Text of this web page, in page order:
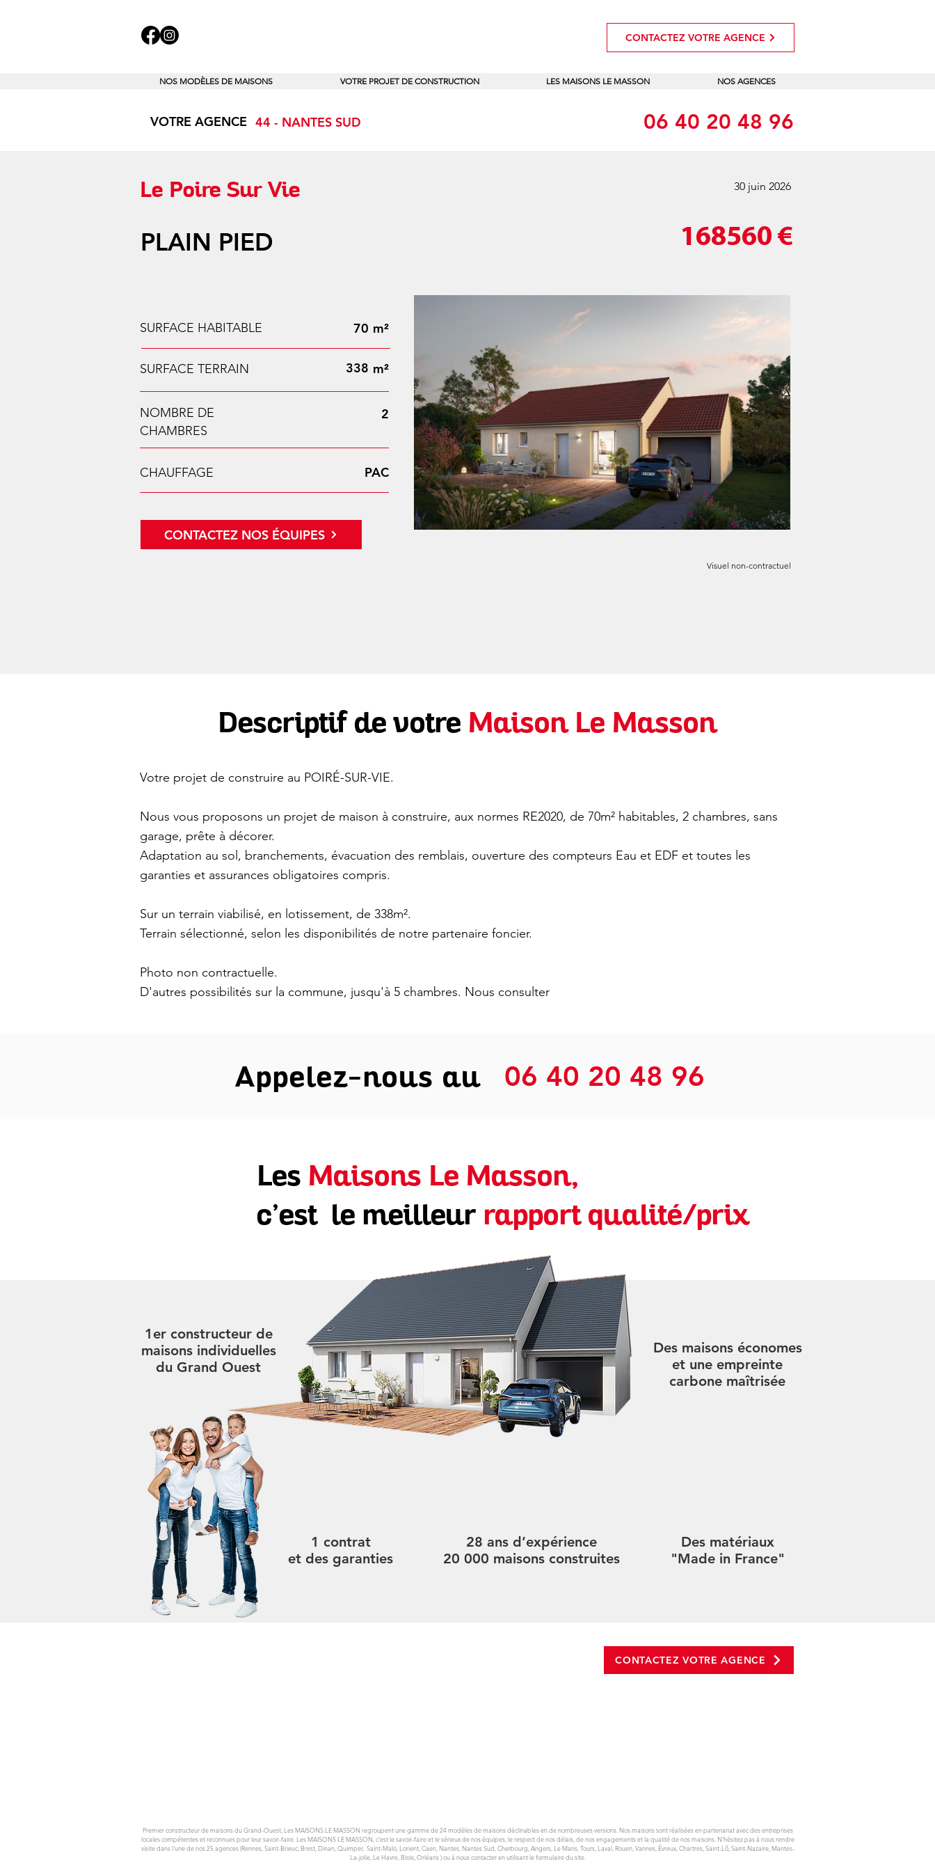
CONTACTEZ VOTRE AGENCE
NOS MODÈLES DE MAISONS VOTRE PROJET DE CONSTRUCTION LES MAISONS LE MASSON NOS AGENCES
VOTRE AGENCE 44 - NANTES SUD 06 40 20 48 96
Le Poire Sur Vie
PLAIN PIED
30 juin 2026
168560 €
SURFACE HABITABLE 70 m²
SURFACE TERRAIN
NOMBRE DE
CHAMBRES
2
CHAUFFAGE PAC
338 m²
CONTACTEZ NOS ÉQUIPES
Visuel non-contractuel
Descriptif de votre Maison Le Masson
Votre projet de construire au POIRÉ-SUR-VIE.
Nous vous proposons un projet de maison à construire, aux normes RE2020, de 70m² habitables, 2 chambres, sans
garage, prête à décorer.
Adaptation au sol, branchements, évacuation des remblais, ouverture des compteurs Eau et EDF et toutes les
garanties et assurances obligatoires compris.
Sur un terrain viabilisé, en lotissement, de 338m².
Terrain sélectionné, selon les disponibilités de notre partenaire foncier.
Photo non contractuelle.
D'autres possibilités sur la commune, jusqu'à 5 chambres. Nous consulter
Appelez-nous au 06 40 20 48 96
Les Maisons Le Masson,
c’est le meilleur rapport qualité/prix
1er constructeur de
maisons individuelles
du Grand Ouest
1 contrat
et des garanties
28 ans d’expérience
20 000 maisons construites
Des maisons économes
et une empreinte
carbone maîtrisée
Des matériaux
"Made in France"
CONTACTEZ VOTRE AGENCE
Premier constructeur de maisons du Grand-Ouest, Les MAISONS LE MASSON regroupent une gamme de 24 modèles de maisons déclinables en de nombreuses versions. Nos maisons sont réalisées en partenariat avec des entreprises
locales compétentes et reconnues pour leur savoir-faire. Les MAISONS LE MASSON, c’est le savoir-faire et le sérieux de nos équipes, le respect de nos délais, de nos engagements et la qualité de nos maisons. N'hésitez pas à nous rendre
visite dans l'une de nos 25 agences (Rennes, Saint-Brieuc, Brest, Dinan, Quimper, Saint-Malo, Lorient, Caen, Nantes, Nantes Sud, Cherbourg, Angers, Le Mans, Tours, Laval, Rouen, Vannes, Évreux, Chartres, Saint-Lô, Saint-Nazaire, Mantes-
La-jolie, Le Havre, Blois, Orléans ) ou à nous contacter en utilisant le formulaire du site.